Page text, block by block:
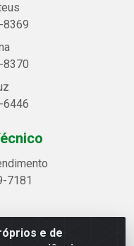
e de
8369
8370
6446
7181
Alegre, 2521 -